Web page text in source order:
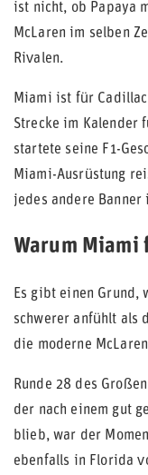
ist nicht, ob Papaya
McLaren im selben
Rivalen.
Miami ist für
Strecke im Kalender
startete seine F1-
Miami-Ausrüstung
jedes andere Banner
Warum
Es gibt einen Grund,
schwerer anfühlt als
die moderne
Runde 28 des
der nach einem gut
blieb, war der
ebenfalls in Florida